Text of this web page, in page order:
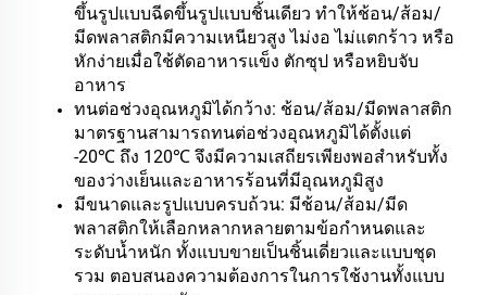
ขึ้นรูปแบบฉีดขึ้นรูปแบบชิ้นเดียว ทำให้ช้อน/ส้อม/
มีดพลาสติกมีความเหนียวสูง ไม่งอ ไม่แตกร้าว หรือ
หักง่ายเมื่อใช้ตัดอาหารแข็ง ตักซุป หรือหยิบจับ
อาหาร
ทนต่อช่วงอุณหภูมิได้กว้าง: ช้อน/ส้อม/มีดพลาสติก
มาตรฐานสามารถทนต่อช่วงอุณหภูมิได้ตั้งแต่
-20℃ ถึง 120℃ จึงมีความเสถียรเพียงพอสำหรับทั้ง
ของว่างเย็นและอาหารร้อนที่มีอุณหภูมิสูง
มีขนาดและรูปแบบครบถ้วน: มีช้อน/ส้อม/มีด
พลาสติกให้เลือกหลากหลายตามข้อกำหนดและ
ระดับน้ำหนัก ทั้งแบบขายเป็นชิ้นเดี่ยวและแบบชุด
รวม ตอบสนองความต้องการในการใช้งานทั้งแบบ